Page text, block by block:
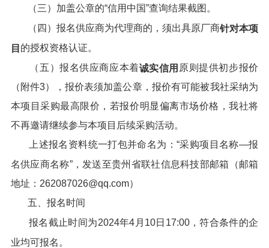
（三）加盖公章的“信用中国”查询结果截图。
（四）报名供应商为代理商的，须出具原厂商针对本项
目 的授权资格认证。
（五）报名供应商应本着诚实信用 原则提供初步报价
（附件3），报价表须加盖公章，报价有可能被我社采纳为
本项目采购最高限价，若报价明显偏离市场价格，我社将
不再邀请继续参与本项目后续采购活动。
上述报名资料统一打包并命名为：“采购项目名称—报
名供应商名称”，发送至贵州省联社信息科技部邮箱（邮箱
地址：262087026@qq.com）
五、报名时间
报名截止时间为2024年4月10日17:00，符合条件的企
业均可报名。